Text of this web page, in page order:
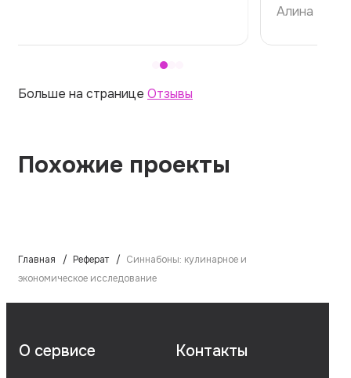
Больше на странице Отзывы
Похожие проекты
Главная Реферат
Синнабоны: кулинарное и
экономическое исследование
О сервисе Контакты